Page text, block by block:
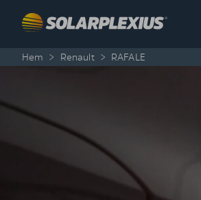
Hem > Renault > RAFALE